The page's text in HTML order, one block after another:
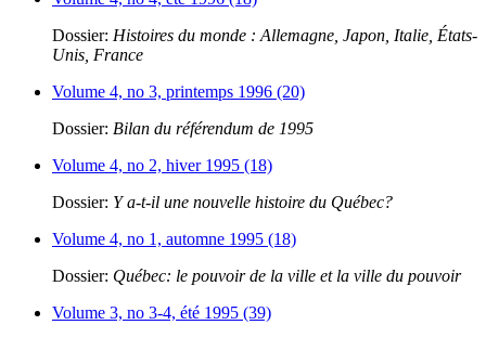
Dossier: Histoires du monde : Allemagne, Japon, Italie, États-
Unis, France
Volume 4, no 3, printemps 1996 (20)
Dossier: Bilan du référendum de 1995
Volume 4, no 2, hiver 1995 (18)
Dossier: Y a-t-il une nouvelle histoire du Québec?
Volume 4, no 1, automne 1995 (18)
Dossier: Québec: le pouvoir de la ville et la ville du pouvoir
Volume 3, no 3-4, été 1995 (39)